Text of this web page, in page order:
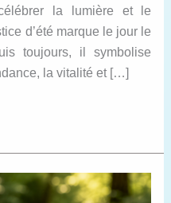
la lumière et le
d’été marque le jour le
toujours, il symbolise
la vitalité et […]